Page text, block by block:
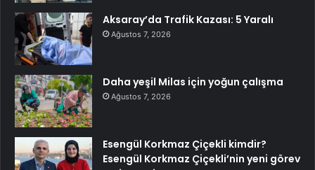
Aksaray’da Trafik Kazası: 5 Yaralı
Ağustos 7, 2026
Daha yeşil Milas için yoğun çalışma
Ağustos 7, 2026
Esengül Korkmaz Çiçekli kimdir?
Esengül Korkmaz Çiçekli’nin yeni görev